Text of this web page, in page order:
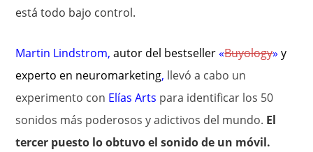
está todo bajo control.
Martin Lindstrom,autor del bestseller«Buyology»y
experto en neuromarketing, llevó a cabo un
experimento con Elías Arts para identificar los 50
sonidos más poderosos y adictivos del mundo. El
tercer puesto lo obtuvo el sonido de un móvil.